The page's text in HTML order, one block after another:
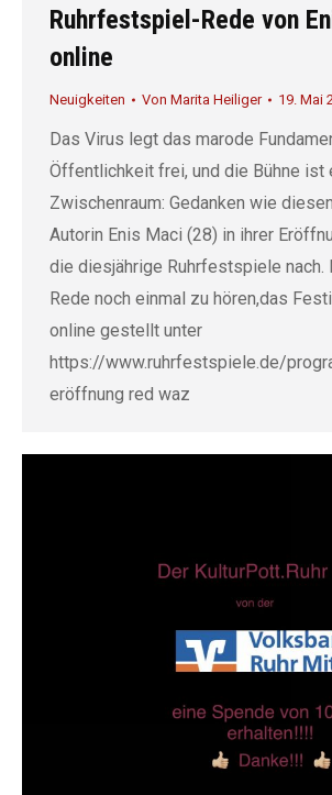
Ruhrfestspiel-Rede von
online
Neuigkeiten Von Marita Heiliger 19. Mai
Das Virus legt das marode
Öffentlichkeit frei, und die Bühne ist
Zwischenraum: Gedanken wie
Autorin Enis Maci (28) in ihrer
die diesjährige Ruhrfestspiele nach.
Rede noch einmal zu hören,das
online gestellt unter
https://www.ruhrfestspiele.de/
eröffnung red waz